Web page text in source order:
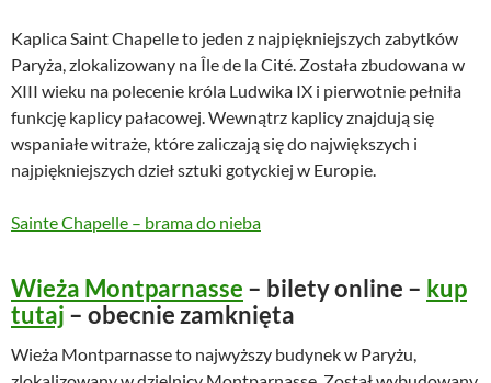
Kaplica Saint Chapelle to jeden z najpiękniejszych zabytków
Paryża, zlokalizowany na Île de la Cité. Została zbudowana w
XIII wieku na polecenie króla Ludwika IX i pierwotnie pełniła
funkcję kaplicy pałacowej. Wewnątrz kaplicy znajdują się
wspaniałe witraże, które zaliczają się do największych i
najpiękniejszych dzieł sztuki gotyckiej w Europie.
Sainte Chapelle – brama do nieba
Wieża Montparnasse – bilety online – kup
tutaj – obecnie zamknięta
Wieża Montparnasse to najwyższy budynek w Paryżu,